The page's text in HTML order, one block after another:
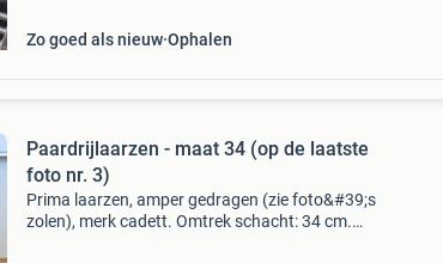
Zo goed als nieuw Ophalen
Paardrijlaarzen - maat 34 (op de laatste
foto nr. 3)
Prima laarzen, amper gedragen (zie foto&#39;s
zolen), merk cadett. Omtrek schacht: 34 cm.